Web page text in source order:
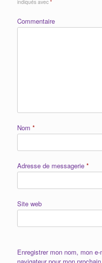
indiqués avec *
Commentaire
Nom *
Adresse de messagerie *
Site web
Enregistrer mon nom, mon